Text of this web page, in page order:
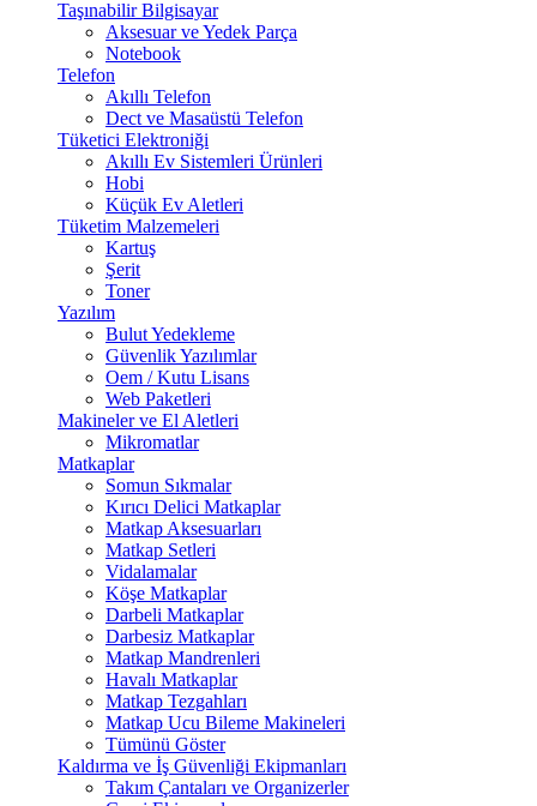
Taşınabilir Bilgisayar
Aksesuar ve Yedek Parça
Notebook
Telefon
Akıllı Telefon
Dect ve Masaüstü Telefon
Tüketici Elektroniği
Akıllı Ev Sistemleri Ürünleri
Hobi
Küçük Ev Aletleri
Tüketim Malzemeleri
Kartuş
Şerit
Toner
Yazılım
Bulut Yedekleme
Güvenlik Yazılımlar
Oem / Kutu Lisans
Web Paketleri
Makineler ve El Aletleri
Mikromatlar
Matkaplar
Somun Sıkmalar
Kırıcı Delici Matkaplar
Matkap Aksesuarları
Matkap Setleri
Vidalamalar
Köşe Matkaplar
Darbeli Matkaplar
Darbesiz Matkaplar
Matkap Mandrenleri
Havalı Matkaplar
Matkap Tezgahları
Matkap Ucu Bileme Makineleri
Tümünü Göster
Kaldırma ve İş Güvenliği Ekipmanları
Takım Çantaları ve Organizerler